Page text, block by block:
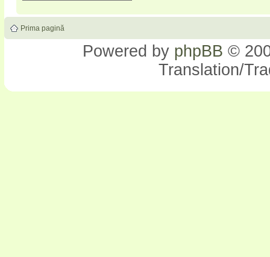
Prima pagină
Powered by phpBB ©
Translation/